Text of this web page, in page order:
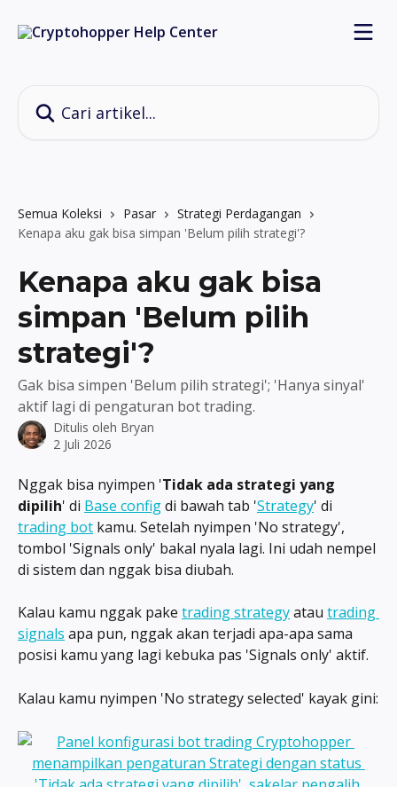
Semua Koleksi Pasar
Strategi Perdagangan
Kenapa aku gak bisa simpan 'Belum pilih strategi'?
Kenapa aku gak bisa
simpan 'Belum pilih
strategi'?
Gak bisa simpen 'Belum pilih strategi'; 'Hanya sinyal'
aktif lagi di pengaturan bot trading.
Ditulis oleh Bryan
2 Juli 2026
Nggak bisa nyimpen 'Tidak ada strategi yang
dipilih' di Base config di bawah tab 'Strategy' di
trading bot kamu. Setelah nyimpen 'No strategy',
tombol 'Signals only' bakal nyala lagi. Ini udah nempel
di sistem dan nggak bisa diubah.
Kalau kamu nggak pake trading strategy atau trading
signals apa pun, nggak akan terjadi apa-apa sama
posisi kamu yang lagi kebuka pas 'Signals only' aktif.
Kalau kamu nyimpen 'No strategy selected' kayak gini: